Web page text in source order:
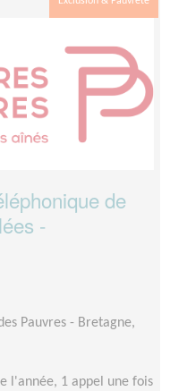
de
-
Pauvres - Bretagne,
l'année, 1 appel une fois